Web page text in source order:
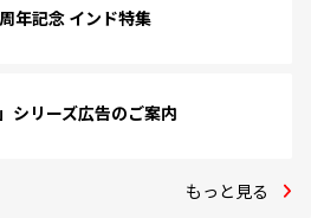
年記念 インド特集
シリーズ広告のご案内
もっと見る